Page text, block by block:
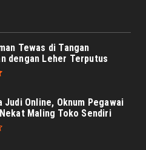
Tewas di Tangan
dengan Leher Terputus
Judi Online, Oknum Pegawai
Maling Toko Sendiri